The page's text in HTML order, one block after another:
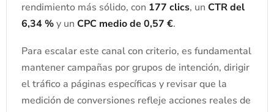
rendimiento más sólido, con 177 clics, un CTR del
6,34 %y un CPC medio de 0,57 €.
Para escalar este canal con criterio, es fundamental
mantener campañas por grupos de intención, dirigir
el tráfico a páginas específicas y revisar que la
medición de conversiones refleje acciones reales de